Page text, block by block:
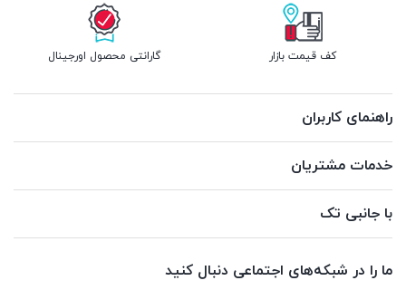
کف قیمت بازار گارانتی محصول اورجینال
راهنمای کاربران
خدمات مشتریان
با جانبی تک
ما را در شبکه‌های اجتماعی دنبال کنید